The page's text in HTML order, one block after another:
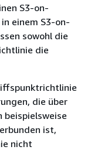
S3-on-
einem S3-on-
sowohl die
die
die über
beispielsweise
ist,
nicht